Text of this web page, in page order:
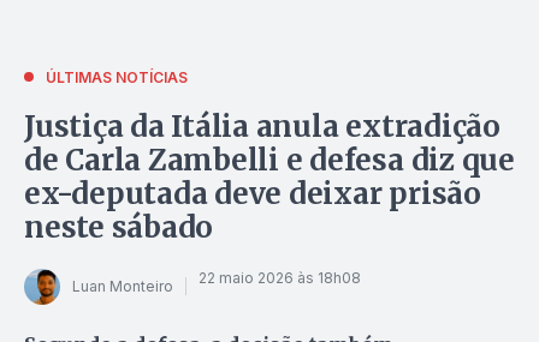
ÚLTIMAS NOTÍCIAS
Justiça da Itália anula extradição
de Carla Zambelli e defesa diz que
ex-deputada deve deixar prisão
neste sábado
Luan Monteiro 22 maio 2026 às 18h08